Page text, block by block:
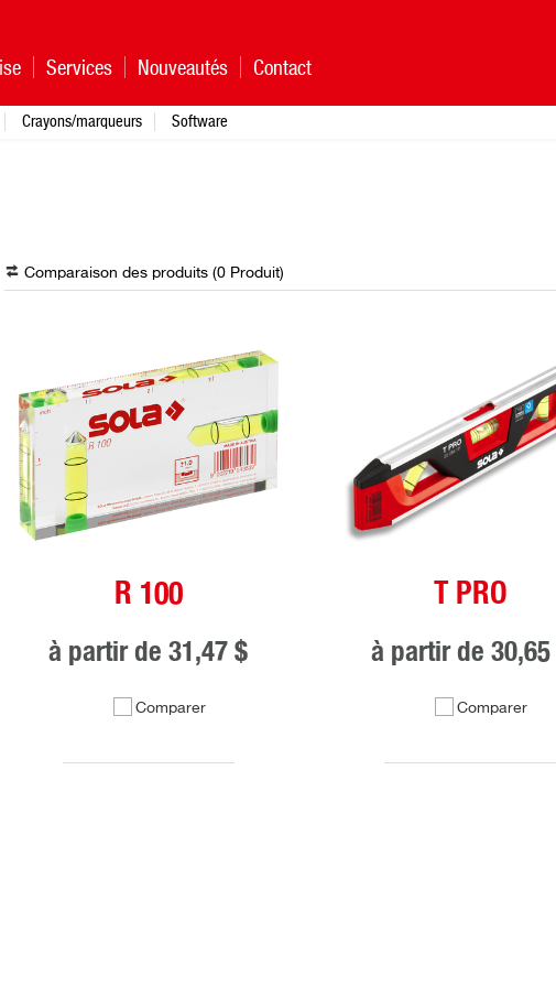
Comparaison des produits (0 Produit)
R 100
à partir de31,47 $
Comparer
T PRO
à partir de 30,65
Comparer
Services Nouveautés Contact
Crayons/marqueurs Software